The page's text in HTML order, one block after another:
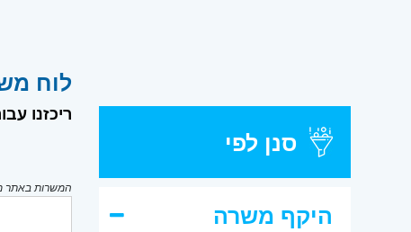
סנן לפי
היקף משרה
לוח משרות
ריכזנו
המשרות באתר